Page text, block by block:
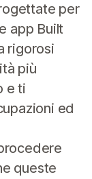
per
app Built
rigorosi
più
e ti
ed
queste